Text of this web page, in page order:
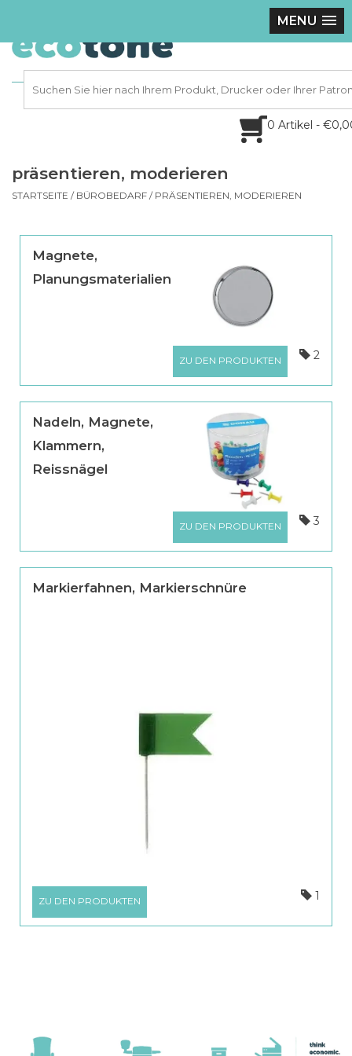
MENU
0 Artikel -
präsentieren, moderieren
STARTSEITE / BÜROBEDARF / PRÄSENTIEREN, MODERIEREN
Magnete,
Planungsmaterialien
ZU DEN PRODUKTEN 2
Nadeln, Magnete,
Klammern,
Reissnägel
ZU DEN PRODUKTEN 3
Markierfahnen, Markierschnüre
ZU DEN PRODUKTEN 1